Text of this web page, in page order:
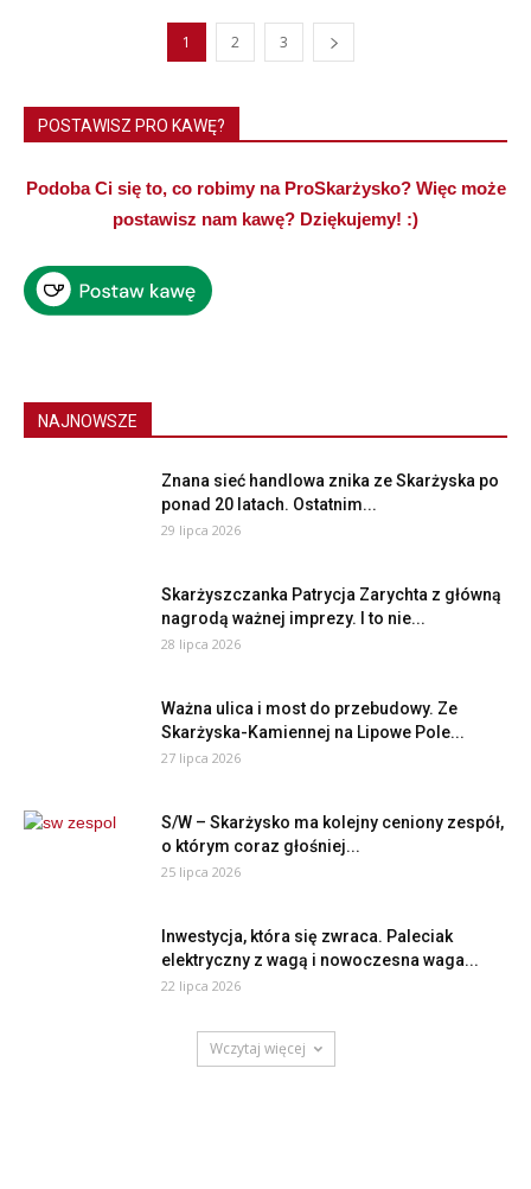
1 2 3
POSTAWISZ PRO KAWĘ?
Podoba Ci się to, co robimy na ProSkarżysko? Więc może
postawisz nam kawę? Dziękujemy! :)
NAJNOWSZE
Znana sieć handlowa znika ze Skarżyska po
ponad 20 latach. Ostatnim...
29 lipca 2026
Skarżyszczanka Patrycja Zarychta z główną
nagrodą ważnej imprezy. I to nie...
28 lipca 2026
Ważna ulica i most do przebudowy. Ze
Skarżyska-Kamiennej na Lipowe Pole...
27 lipca 2026
S/W – Skarżysko ma kolejny ceniony zespół,
o którym coraz głośniej...
25 lipca 2026
Inwestycja, która się zwraca. Paleciak
elektryczny z wagą i nowoczesna waga...
22 lipca 2026
Wczytaj więcej